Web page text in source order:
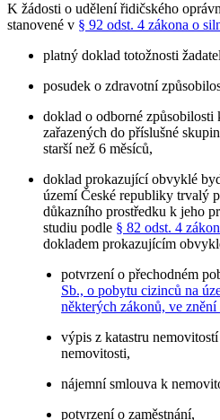
K žádosti o udělení řidičského
stanovené v § 92 odst. 4 zákona o
platný doklad totožnosti
posudek o zdravotní
doklad o odborné
zařazených do příslušné
starší než 6 měsíců,
doklad prokazující obvyklé
území České republiky trvalý
důkazního prostředku k jeho
studiu podle § 82 odst. 4
dokladem prokazujícím
potvrzení o přechodném
Sb., o pobytu cizinců na
některých zákonů, ve
výpis z katastru
nemovitosti,
nájemní smlouva k
potvrzení o zaměstnání,